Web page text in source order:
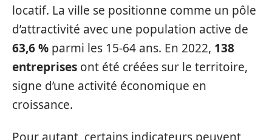
locatif. La ville se positionne comme un pôle
d’attractivité avec une population active de
63,6 % parmi les 15-64 ans. En 2022, 138
entreprises ont été créées sur le territoire,
signe d’une activité économique en
croissance.